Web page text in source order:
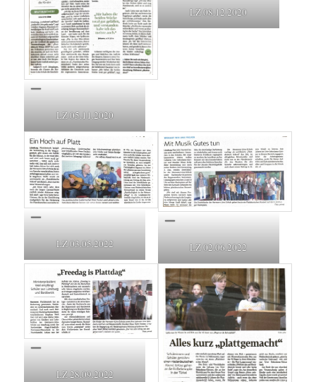
LZ 05.11.2020
LZ 08.12.2020
LZ 03.05.2022 LZ 02.06.2022
LZ 28.09.2022